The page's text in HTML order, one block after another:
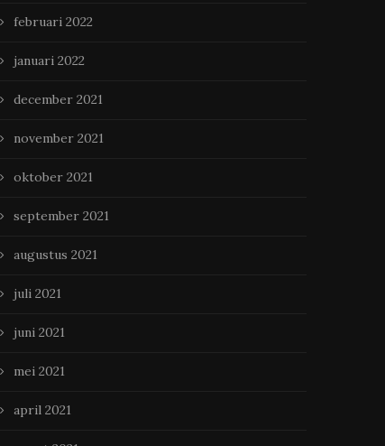
februari 2022
januari 2022
december 2021
november 2021
oktober 2021
september 2021
augustus 2021
juli 2021
juni 2021
mei 2021
april 2021